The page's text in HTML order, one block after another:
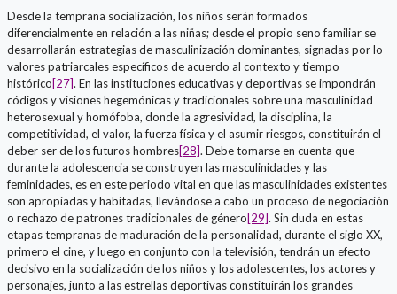
Desde la temprana socialización, los niños serán formados
diferencialmente en relación a las niñas; desde el propio seno familiar se
desarrollarán estrategias de masculinización dominantes, signadas por lo
valores patriarcales específicos de acuerdo al contexto y tiempo
histórico[27]. En las instituciones educativas y deportivas se impondrán
códigos y visiones hegemónicas y tradicionales sobre una masculinidad
heterosexual y homófoba, donde la agresividad, la disciplina, la
competitividad, el valor, la fuerza física y el asumir riesgos, constituirán el
deber ser de los futuros hombres[28]. Debe tomarse en cuenta que
durante la adolescencia se construyen las masculinidades y las
feminidades, es en este periodo vital en que las masculinidades existentes
son apropiadas y habitadas, llevándose a cabo un proceso de negociación
o rechazo de patrones tradicionales de género[29]. Sin duda en estas
etapas tempranas de maduración de la personalidad, durante el siglo XX,
primero el cine, y luego en conjunto con la televisión, tendrán un efecto
decisivo en la socialización de los niños y los adolescentes, los actores y
personajes, junto a las estrellas deportivas constituirán los grandes